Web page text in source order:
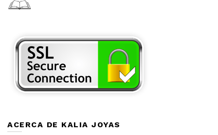
ACERCA DE KALIA JOYAS